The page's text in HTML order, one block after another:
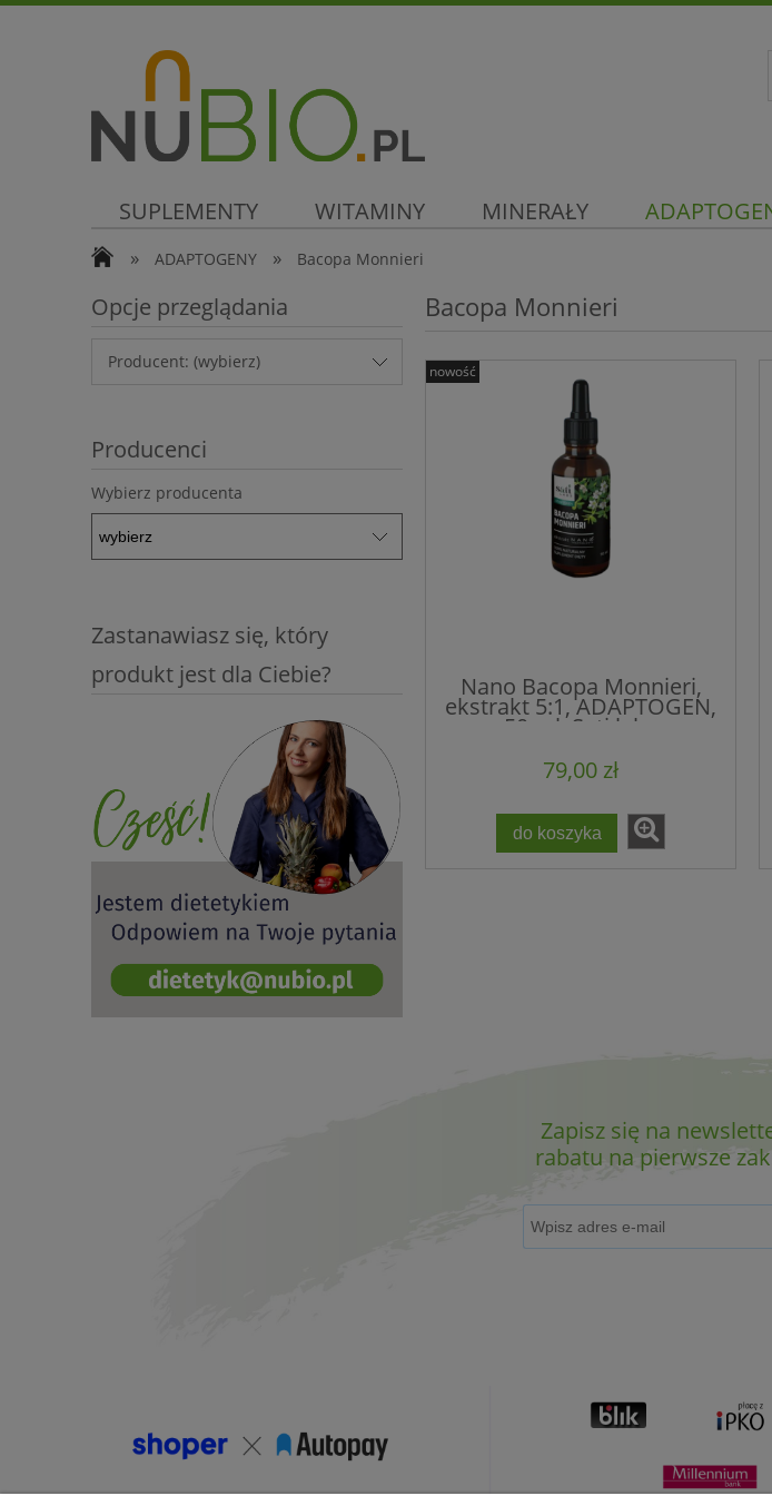
SUPLEMENTY WITAMINY MINERAŁY
SUPER CENA
» ADAPTOGENY » Bacopa Monnieri
Opcje przeglądania
Producent: (wybierz)
Producenci
Wybierz producenta
Zastanawiasz się, który
produkt jest dla Ciebie?
Bacopa Monnieri
Nano Bacopa Monnieri,
ekstrakt 5:1, ADAPTOGEN,
50 ml, Sati labs
79,00 zł
do koszyka
nowość
Zapisz się na
rabatu na pierwsze